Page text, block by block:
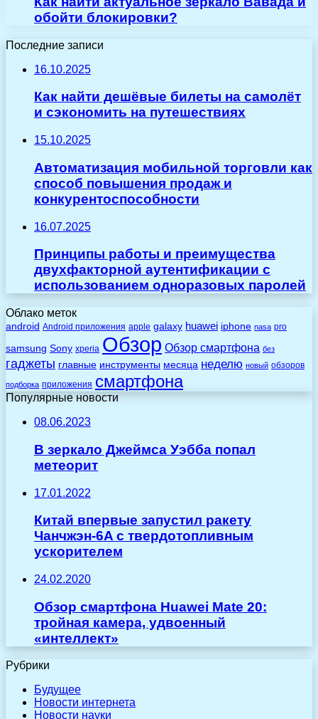
обойти блокировки?
Последние записи
16.10.2025
Как найти дешёвые билеты на самолёт
и сэкономить на путешествиях
15.10.2025
Автоматизация мобильной торговли как
способ повышения продаж и
конкурентоспособности
16.07.2025
Принципы работы и преимущества
двухфакторной аутентификации с
использованием одноразовых паролей
Облако меток
android Android приложения apple galaxy huawei iphone nasa pro
samsung Sony xperia Обзор Обзор смартфона без
гаджеты главные инструменты месяца неделю новый обзоров
подборка приложения смартфона
Популярные новости
08.06.2023
В зеркало Джеймса Уэбба попал
метеорит
17.01.2022
Китай впервые запустил ракету
Чанчжэн-6A с твердотопливным
ускорителем
24.02.2020
Обзор смартфона Huawei Mate 20:
тройная камера, удвоенный
«интеллект»
Рубрики
Будущее
Новости интернета
Новости науки